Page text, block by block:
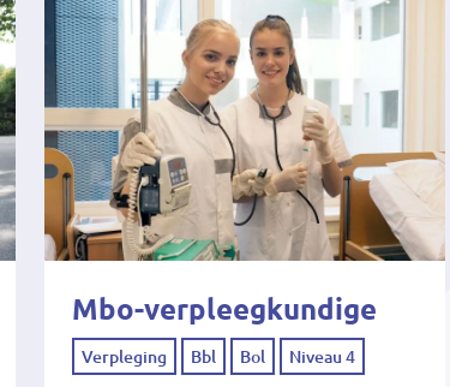
Mbo-verpleegkundige
Verpleging Bbl Bol Niveau 4